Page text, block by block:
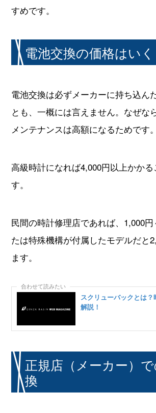
すめです。
電池交換の価格はいく
電池交換は必ずメーカーに持ち込ん
とも、一概には言えません。なぜな
メンテナンスは高額になるためです。
高級時計になれば4,000円以上かか
す。
民間の時計修理店であれば、1,000円
たは特殊機構が付属したモデルだと
ます。
スクリューバックとは
解説！
正規店（メーカー）
換